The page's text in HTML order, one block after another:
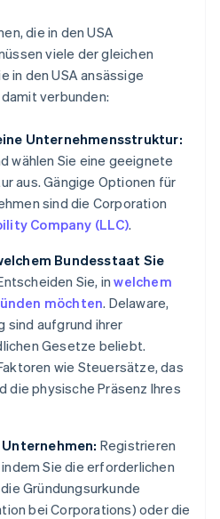
die in den USA
viele der gleichen
in den USA ansässige
verbunden:
Unternehmensstruktur:
wählen Sie eine geeignete
aus. Gängige Optionen für
sind die Corporation
Company (LLC).
Bundesstaat Sie
Sie, inwelchem
möchten. Delaware,
sind aufgrund ihrer
Gesetze beliebt.
wie Steuersätze, das
die physische Präsenz Ihres
Registrieren
Sie die erforderlichen
Gründungsurkunde
bei Corporations) oder die